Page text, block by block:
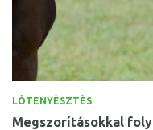
LÓTENYÉSZTÉS
Megszorításokkal